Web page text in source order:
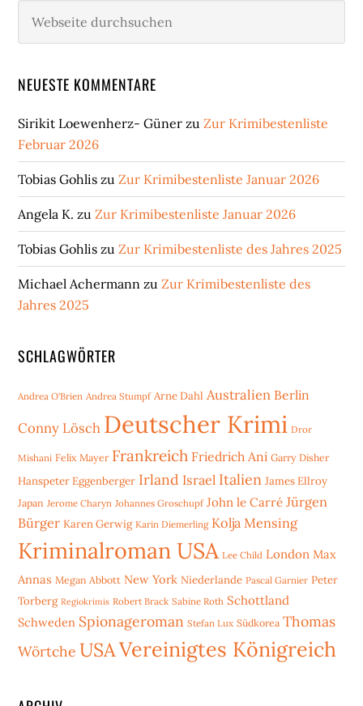
durchsuchen
NEUESTE KOMMENTARE
Sirikit Loewenherz- Güner zuZur Krimibestenliste
Februar 2026
Tobias Gohlis zuZur Krimibestenliste Januar 2026
Angela K. zuZur Krimibestenliste Januar 2026
Tobias Gohlis zuZur Krimibestenliste des Jahres 2025
Michael Achermann zuZur Krimibestenliste des
Jahres 2025
SCHLAGWÖRTER
Andrea O'Brien Andrea Stumpf Arne Dahl Australien Berlin
Conny Lösch Deutscher Krimi Dror
Mishani Felix Mayer Frankreich Friedrich Ani Garry Disher
Hanspeter Eggenberger Irland Israel Italien James Ellroy
Japan Jerome Charyn Johannes Groschupf John le Carré Jürgen
Bürger Karen Gerwig Karin Diemerling Kolja Mensing
Kriminalroman USA Lee Child London Max
Annas Megan Abbott New York Niederlande Pascal Garnier Peter
Torberg Regiokrimis Robert Brack Sabine Roth Schottland
Schweden Spionageroman Stefan Lux Südkorea Thomas
Wörtche USAVereinigtes Königreich